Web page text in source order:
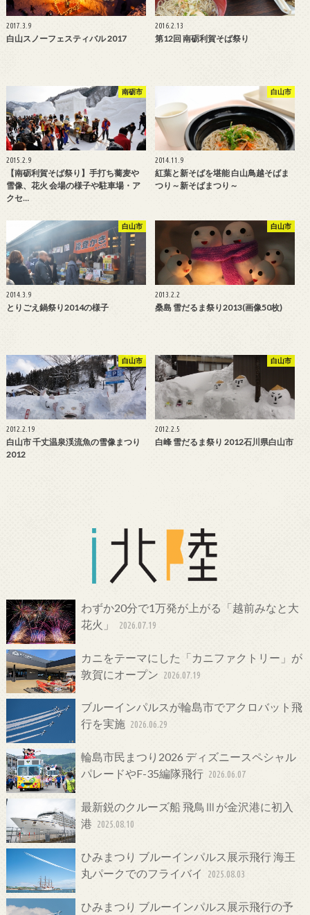
2017.3.9
白山スノーフェスティバル 2017
2016.2.13
第12回 南砺利賀そば祭り
南砺市
2015.2.9
【南砺利賀そば祭り】手打ち蕎麦や
雪像、花火 会場の様子や駐車場・ア
クセ…
白山市
2014.11.9
紅葉と新そばを堪能 白山鳥越そばま
つり～新そばまつり～
白山市
2014.3.9
とりごえ鍋祭り2014の様子
白山市
2013.2.2
桑島 雪だるま祭り2013(画像50枚)
白山市
2012.2.19
白山市 千丈温泉渓流魚の雪像まつり
2012
白山市
2012.2.5
白峰 雪だるま祭り 2012石川県白山市
わずか20分で1万発が上がる「越前みなと大
花火」
2026.07.19
カニをテーマにした「カニファクトリー」が
敦賀にオープン 2026.07.19
ブルーインパルスが輪島市でアクロバット飛
行を実施 2026.06.29
輪島市民まつり2026 ディズニースペシャル
パレードやF-35編隊飛行 2026.06.07
最新鋭のクルーズ船 飛鳥Ⅲが金沢港に初入
港 2025.08.10
ひみまつり ブルーインパルス展示飛行 海王
丸パークでのフライバイ
2025.08.03
ひみまつり ブルーインパルス展示飛行の予